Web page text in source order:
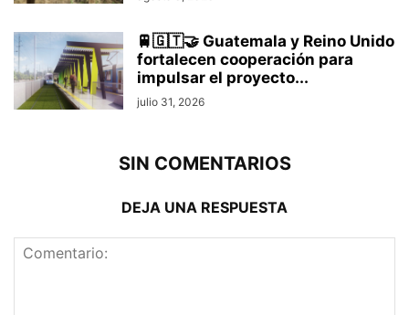
🚆🇬🇹🤝 Guatemala y Reino Unido
fortalecen cooperación para
impulsar el proyecto...
julio 31, 2026
SIN COMENTARIOS
DEJA UNA RESPUESTA